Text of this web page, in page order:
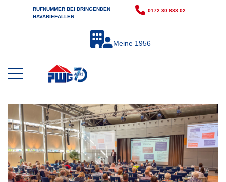
RUFNUMMER BEI DRINGENDEN
HAVARIEFÄLLEN
0172 30 888 02
Meine 1956